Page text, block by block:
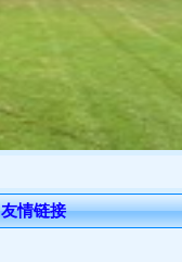
友情链接